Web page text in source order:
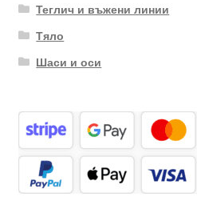
Теглич и въжени линии
Тяло
Шаси и оси